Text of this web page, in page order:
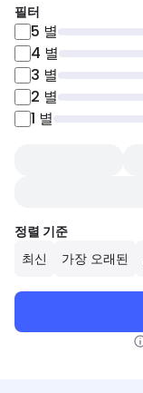
필터
5 별
4 별
3 별
2 별
1 별
정렬 기준
최신
가장 오래된